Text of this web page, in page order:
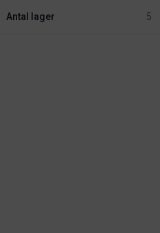
Antal lager 5